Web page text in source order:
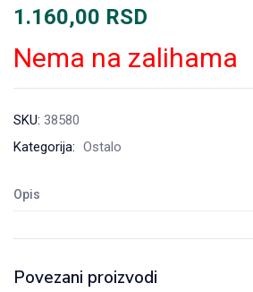
1.160,00 RSD
Nema na zalihama
SKU: 38580
Kategorija: Ostalo
Opis
Povezani proizvodi